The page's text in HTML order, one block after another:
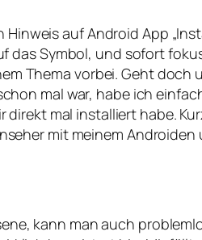
Hinweis auf Android App
das Symbol, und sofort
Thema vorbei. Geht
mal war, habe ich
direkt mal installiert habe.
mit meinem
kann man auch